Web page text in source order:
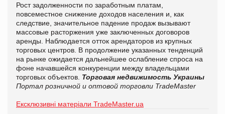
Рост задолженности по заработным платам,
повсеместное снижение доходов населения и, как
следствие, значительное падение продаж вызывают
массовые расторжения уже заключенных договоров
аренды. Наблюдается отток арендаторов из крупных
торговых центров. В продолжение указанных тенденций
на рынке ожидается дальнейшее ослабление спроса на
фоне начавшейся конкуренции между владельцами
торговых объектов. Торговая недвижимость Украины
Портал розничной и оптовой торговли TradeMaster
Ексклюзивні матеріали TradeMaster.ua